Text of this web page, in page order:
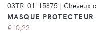
03TR-01-15875 | Cheveux
MASQUE
€10,22